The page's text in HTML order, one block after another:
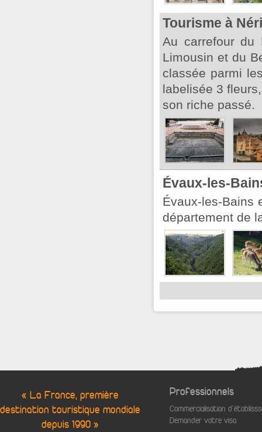
Tourisme à
Au carrefour du
Limousin et du
classée parmi
labelisée 3
son riche passé.
Évaux-les-
Évaux-les-Bains
département de
« La France, première
destination touristique mondiale
depuis 1990 »
Professionnels
Commercialisation
Demander votre visa